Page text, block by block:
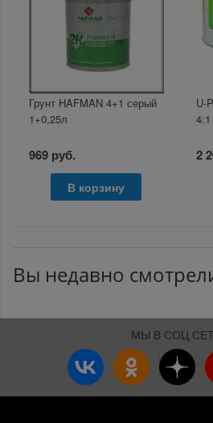
Грунт HAFMAN 4+1 серый
1+0,25л
969 руб.
В корзину
U-
2
Вы недавно
МЫ В СОЦ